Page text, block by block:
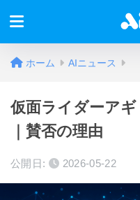
ホーム AIニュース
仮面ライダーア
｜賛否の理由
公開日: 2026-05-22